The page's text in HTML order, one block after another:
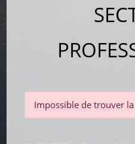
Impossible de trouver